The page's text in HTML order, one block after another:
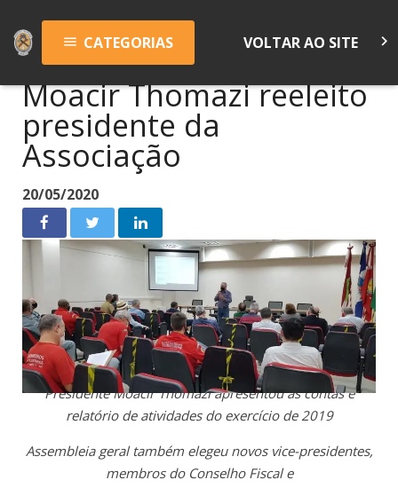
menu CATEGORIAS VOLTAR AO SITE keyboard_arrow_right
Moacir Thomazi reeleito
presidente da
Associação
20/05/2020
Presidente Moacir Thomazi apresentou as contas e
relatório de atividades do exercício de 2019
Assembleia geral também elegeu novos vice-presidentes,
membros do Conselho Fiscal e